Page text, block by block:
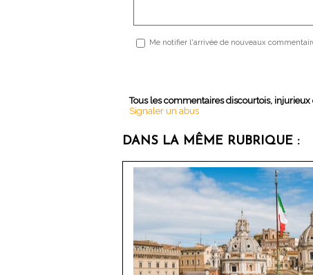
Me notifier l'arrivée de nouveaux
Tous les commentaires discourtois,
Signaler un abus
DANS LA MÊME RUBRIQUE :